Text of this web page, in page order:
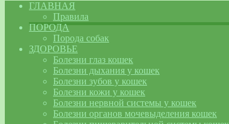
ГЛАВНАЯ
Правила
ПОРОДА
Порода собак
ЗДОРОВЬЕ
Болезни глаз кошек
Болезни дыхания у кошек
Болезни зубов у кошек
Болезни кожи у кошек
Болезни нервной системы у кошек
Болезни органов мочевыделения кошек